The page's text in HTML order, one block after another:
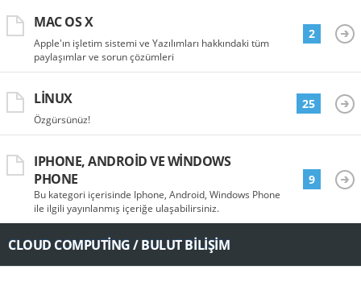
MAC OS X
Apple'ın işletim sistemi ve Yazılımları hakkındaki tüm
paylaşımlar ve sorun çözümleri
2
LINUX
Özgürsünüz!
25
IPHONE, ANDROID VE WINDOWS
PHONE
Bu kategori içerisinde Iphone, Android, Windows Phone
ile ilgili yayınlanmış içeriğe ulaşabilirsiniz.
9
CLOUD COMPUTING / BULUT BILIŞIM